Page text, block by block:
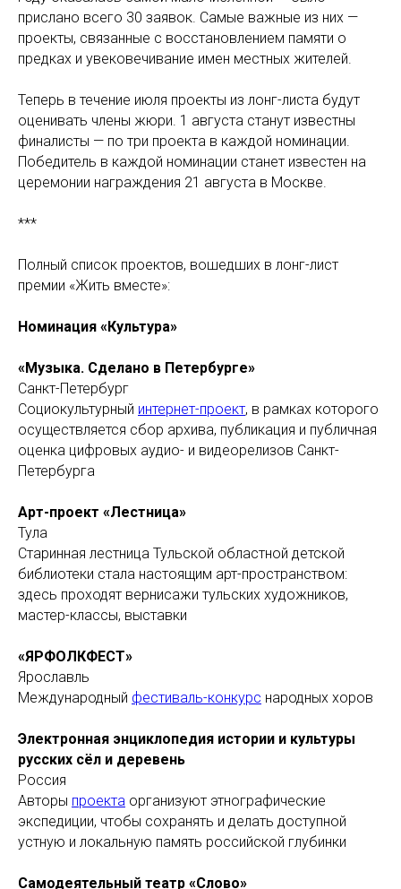
прислано всего 30 заявок. Самые важные из них —
проекты, связанные с восстановлением памяти о
предках и увековечивание имен местных жителей.
Теперь в течение июля проекты из лонг-листа будут
оценивать члены жюри. 1 августа станут известны
финалисты — по три проекта в каждой номинации.
Победитель в каждой номинации станет известен на
церемонии награждения 21 августа в Москве.
***
Полный список проектов, вошедших в лонг-лист
премии «Жить вместе»:
Номинация «Культура»
«Музыка. Сделано в Петербурге»
Санкт-Петербург
Социокультурный интернет-проект, в рамках которого
осуществляется сбор архива, публикация и публичная
оценка цифровых аудио- и видеорелизов Санкт-
Петербурга
Арт-проект «Лестница»
Тула
Старинная лестница Тульской областной детской
библиотеки стала настоящим арт-пространством:
здесь проходят вернисажи тульских художников,
мастер-классы, выставки
«ЯРФОЛКФЕСТ»
Ярославль
Международный фестиваль-конкурс народных хоров
Электронная энциклопедия истории и культуры
русских сёл и деревень
Россия
Авторы проекта организуют этнографические
экспедиции, чтобы сохранять и делать доступной
устную и локальную память российской глубинки
Самодеятельный театр «Слово»